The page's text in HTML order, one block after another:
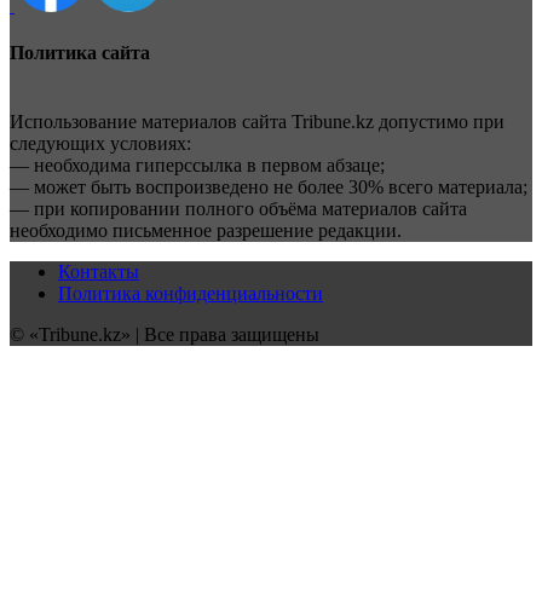
Политика сайта
Использование материалов сайта Tribune.kz допустимо при
следующих условиях:
— необходима гиперссылка в первом абзаце;
— может быть воспроизведено не более 30% всего материала;
— при копировании полного объёма материалов сайта
необходимо письменное разрешение редакции.
Контакты
Политика конфиденциальности
© «Tribune.kz» | Все права защищены